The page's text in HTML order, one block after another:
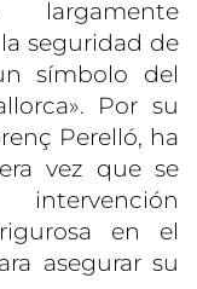
seguridad de
símbolo del
Por su
Perelló, ha
vez que se
en el
asegurar su